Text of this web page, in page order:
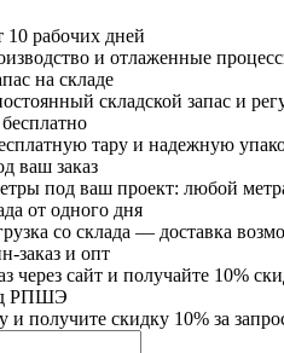
10 рабочих дней
и отлаженные
на складе
складской запас и
тару и надежную
ваш заказ
под ваш проект: любой
от одного дня
со склада — доставка
заказ и опт
через сайт и получайте 10%
РПШЭ
и получите скидку 10% за